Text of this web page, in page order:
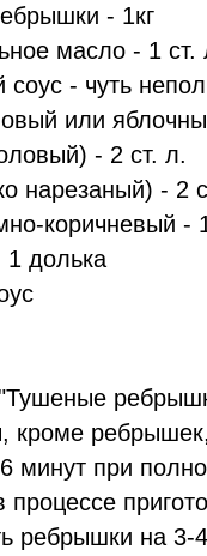
- 1кг
масло - 1 ст.
соус - чуть
или
- 2 ст. л.
нарезаный) - 2
коричневый -
1 долька
кроме
6 минут при
ребрышки на 3-